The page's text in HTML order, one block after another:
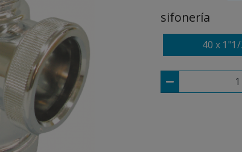
sifonería
40 x